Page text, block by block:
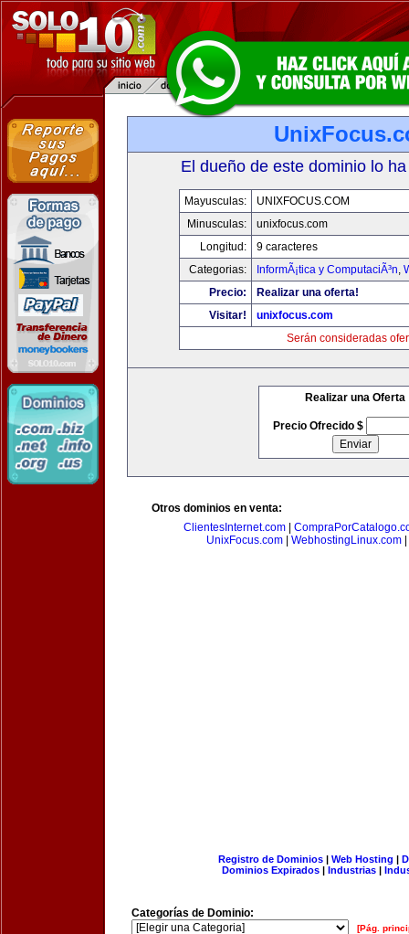
El dueño de este dominio lo
Mayusculas:
UNIXFOCUS.COM
Minusculas:
unixfocus.com
Longitud:
9 caracteres
Categorias:
InformÃ¡tica y ComputaciÃ³n,
Precio:
Realizar una oferta!
Visitar!
unixfocus.com
Serán consideradas
Realizar una Oferta
Precio Ofrecido $
Otros dominios en venta:
ClientesInternet.com
UnixFocus.com| WebhostingLinux.com|
Registro de Dominios| Web Hosting |
Dominios Expirados | Industrias |
Categorías de Dominio:
[Pág.